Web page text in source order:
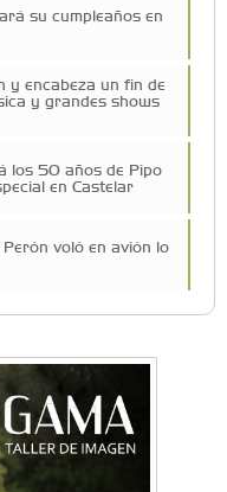
su cumpleaños en
y encabeza un fin de
y grandes shows
los 50 años de Pipo
en Castelar
voló en avión lo
necesitan
para crecer con
y mucho más:
para aprender y